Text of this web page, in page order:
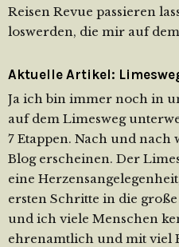
Reisen Revue passieren
loswerden, die mir auf
Aktuelle Artikel:
Ja ich bin immer noch in
auf dem Limesweg
7 Etappen. Nach und nach
Blog erscheinen. Der
eine
ersten Schritte in die große
und ich viele Menschen
ehrenamtlich und mit viel